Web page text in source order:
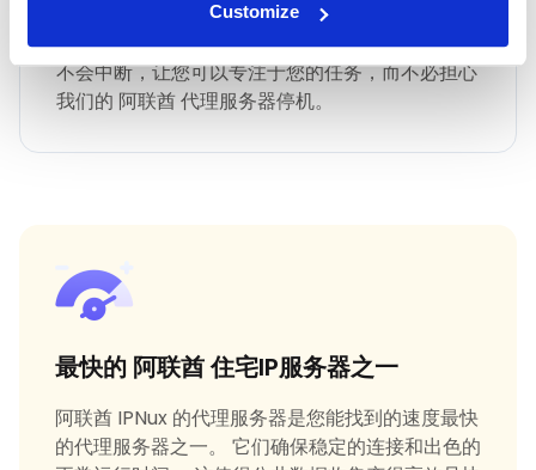
Customize
IPNux 保证一致和可靠的服务，确保您保持连接而
不会中断，让您可以专注于您的任务，而不必担心
我们的 阿联酋 代理服务器停机。
最快的 阿联酋 住宅IP服务器之一
阿联酋 IPNux 的代理服务器是您能找到的速度最快
的代理服务器之一。 它们确保稳定的连接和出色的